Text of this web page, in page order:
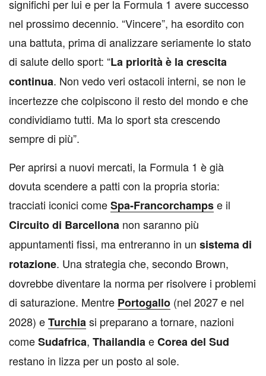
significhi per lui e per la Formula 1 avere successo
nel prossimo decennio. “Vincere”, ha esordito con
una battuta, prima di analizzare seriamente lo stato
di salute dello sport: “La priorità è la crescita
continua. Non vedo veri ostacoli interni, se non le
incertezze che colpiscono il resto del mondo e che
condividiamo tutti. Ma lo sport sta crescendo
sempre di più”.
Per aprirsi a nuovi mercati, la Formula 1 è già
dovuta scendere a patti con la propria storia:
tracciati iconici comeSpa-Francorchampse il
Circuito di Barcellona non saranno più
appuntamenti fissi, ma entreranno in un sistema di
rotazione. Una strategia che, secondo Brown,
dovrebbe diventare la norma per risolvere i problemi
di saturazione. Mentre Portogallo (nel 2027 e nel
2028) eTurchiasi preparano a tornare, nazioni
comeSudafrica, ThailandiaeCorea del Sud
restano in lizza per un posto al sole.